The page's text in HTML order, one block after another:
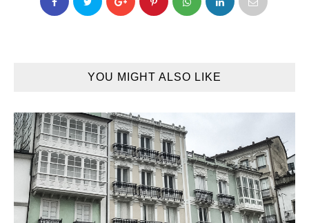
YOU MIGHT ALSO LIKE